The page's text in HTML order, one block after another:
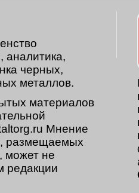
аналитика,
черных,
металлов.
материалов
Мнение
размещаемых
может не
редакции